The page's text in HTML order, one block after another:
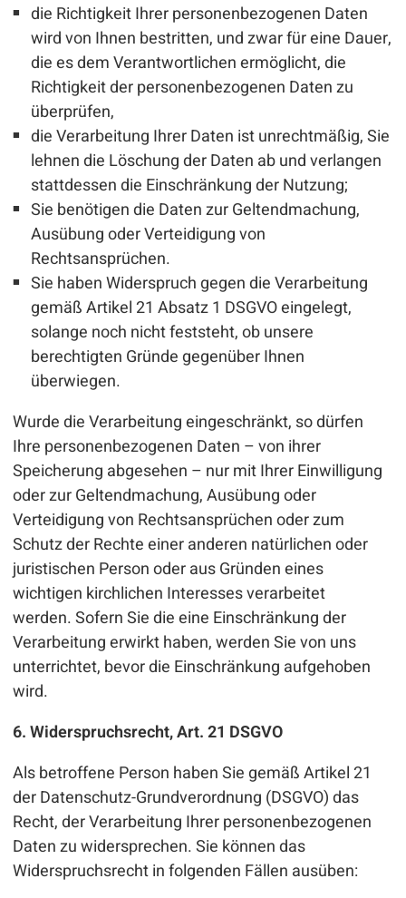
die Richtigkeit Ihrer personenbezogenen Daten
wird von Ihnen bestritten, und zwar für eine Dauer,
die es dem Verantwortlichen ermöglicht, die
Richtigkeit der personenbezogenen Daten zu
überprüfen,
die Verarbeitung Ihrer Daten ist unrechtmäßig, Sie
lehnen die Löschung der Daten ab und verlangen
stattdessen die Einschränkung der Nutzung;
Sie benötigen die Daten zur Geltendmachung,
Ausübung oder Verteidigung von
Rechtsansprüchen.
Sie haben Widerspruch gegen die Verarbeitung
gemäß Artikel 21 Absatz 1 DSGVO eingelegt,
solange noch nicht feststeht, ob unsere
berechtigten Gründe gegenüber Ihnen
überwiegen.
Wurde die Verarbeitung eingeschränkt, so dürfen
Ihre personenbezogenen Daten – von ihrer
Speicherung abgesehen – nur mit Ihrer Einwilligung
oder zur Geltendmachung, Ausübung oder
Verteidigung von Rechtsansprüchen oder zum
Schutz der Rechte einer anderen natürlichen oder
juristischen Person oder aus Gründen eines
wichtigen kirchlichen Interesses verarbeitet
werden. Sofern Sie die eine Einschränkung der
Verarbeitung erwirkt haben, werden Sie von uns
unterrichtet, bevor die Einschränkung aufgehoben
wird.
6. Widerspruchsrecht, Art. 21 DSGVO
Als betroffene Person haben Sie gemäß Artikel 21
der Datenschutz-Grundverordnung (DSGVO) das
Recht, der Verarbeitung Ihrer personenbezogenen
Daten zu widersprechen. Sie können das
Widerspruchsrecht in folgenden Fällen ausüben: